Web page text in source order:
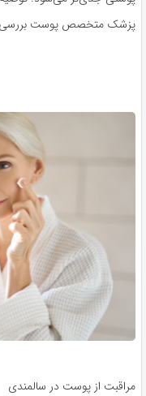
پزشک متخصص پوست
مراقبت از پوست در سالمندی